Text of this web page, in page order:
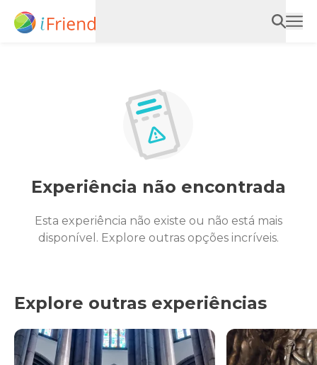
Experiência não encontrada
Esta experiência não existe ou não está mais
disponível. Explore outras opções incríveis.
Explore outras experiências